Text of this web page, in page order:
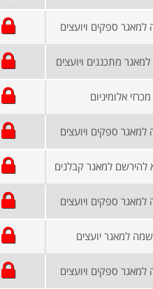
ספקים ויועצים
מתכננים ויועצים
מכרזי אלומיניום
ספקים ויועצים
להירשם למאגר קבלנים
ספקים ויועצים
למאגר יועצים
ספקים ויועצים